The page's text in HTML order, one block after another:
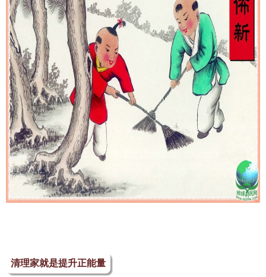
清理家就是提升正能量